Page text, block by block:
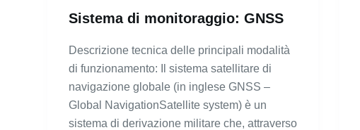
Sistema di monitoraggio: GNSS
Descrizione tecnica delle principali modalità
di funzionamento: Il sistema satellitare di
navigazione globale (in inglese GNSS –
Global NavigationSatellite system) è un
sistema di derivazione militare che, attraverso